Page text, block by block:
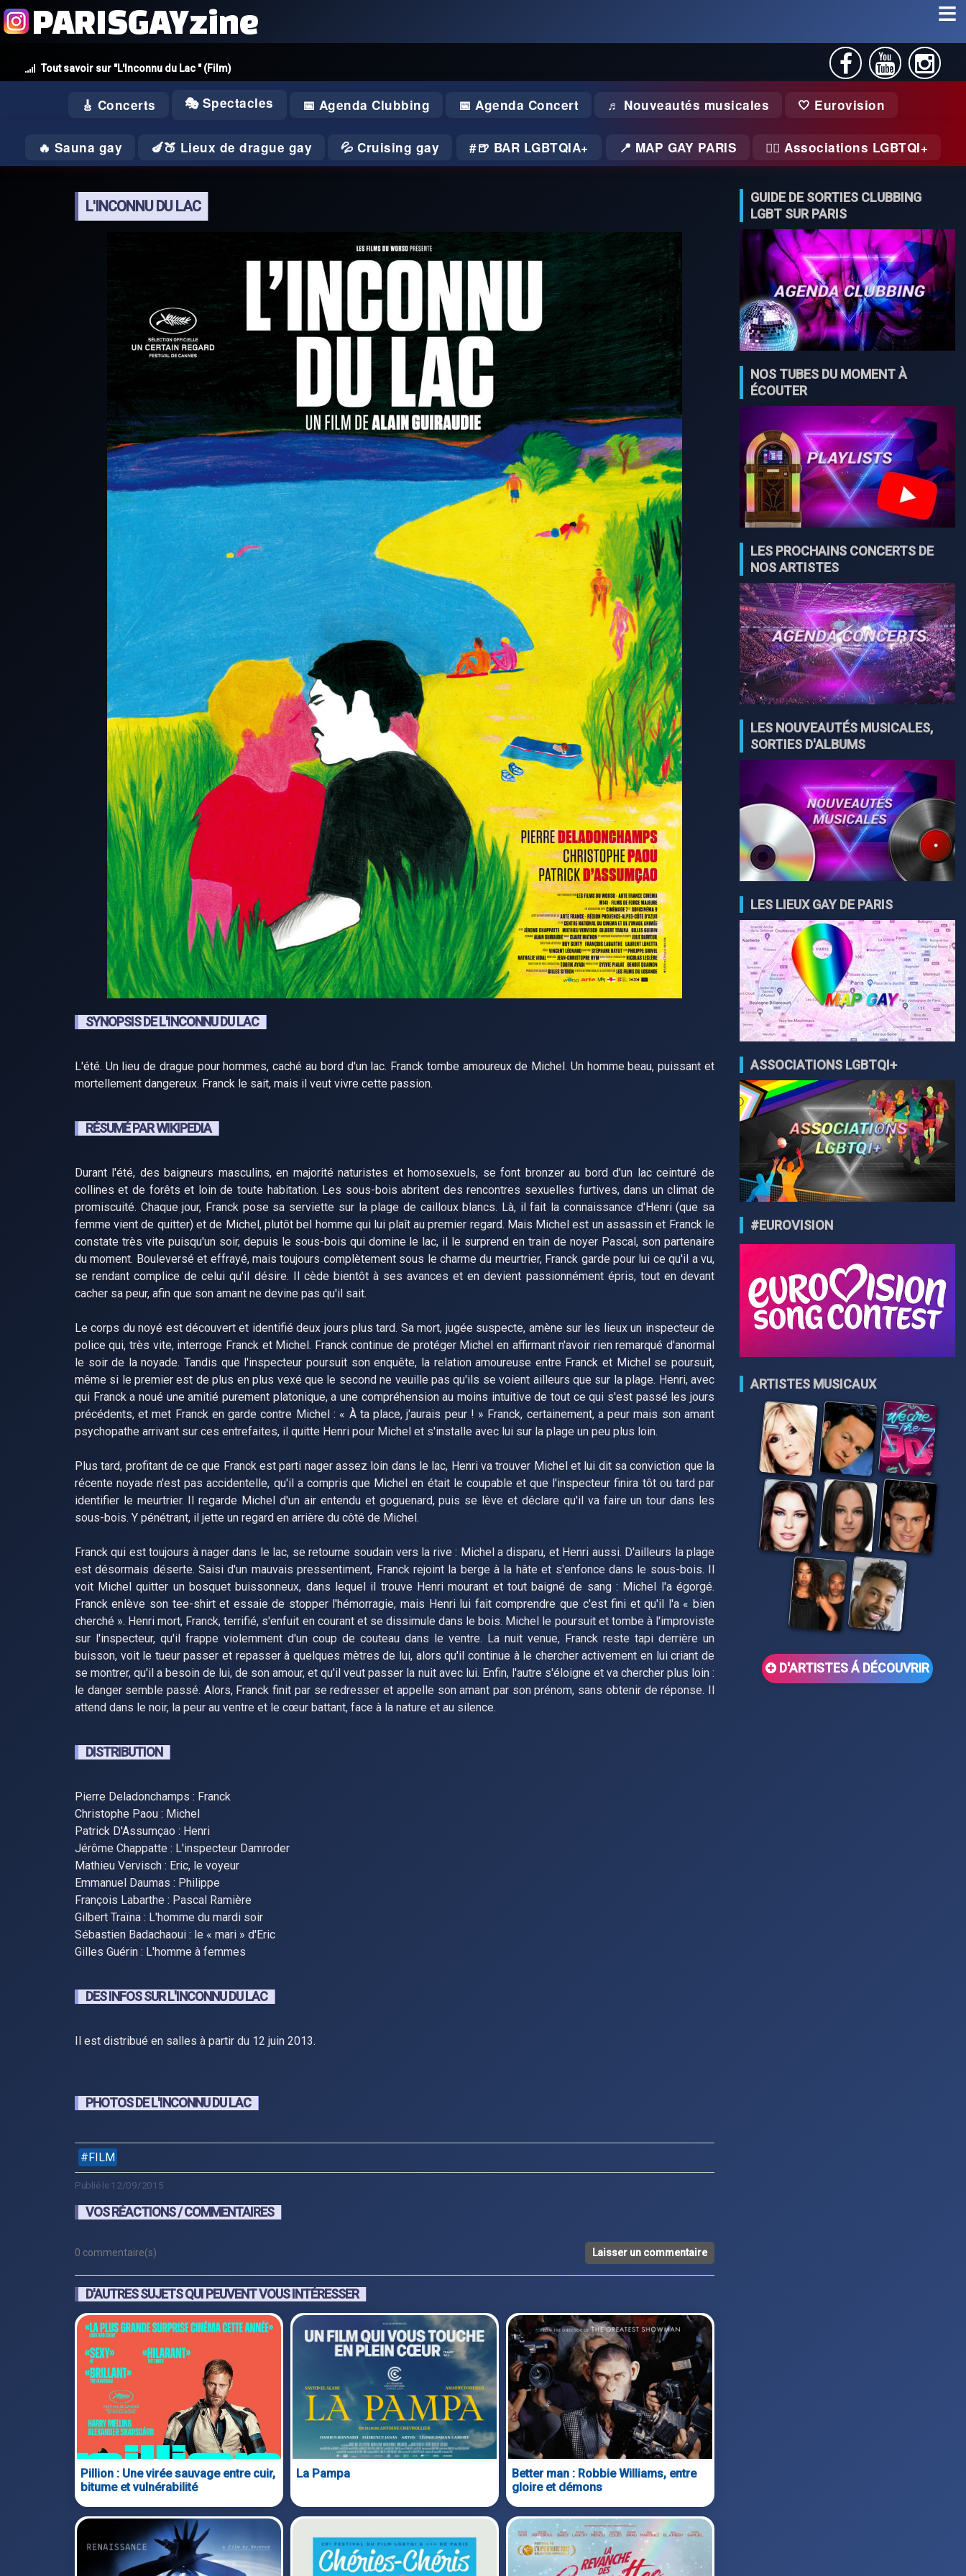
Tout savoir sur "L'Inconnu du Lac " (Film)
PARISGAYzine
🎸 Concerts 🎭 Spectacles 📅 Agenda Clubbing 📅 Agenda Concert ♬ Nouveautés musicales 🤍 Eurovision
🔥 Sauna gay 🍆🍑 Lieux de drague gay 💦 Cruising gay 🍺 BAR LGBTQIA+ 📍 MAP GAY PARIS 🏃‍♂️ Associations LGBTQI+
L'INCONNU DU LAC
SYNOPSIS DE L'INCONNU DU LAC
L'été. Un lieu de drague pour hommes, caché au bord d'un lac. Franck tombe amoureux de Michel. Un homme beau, puissant et
mortellement dangereux. Franck le sait, mais il veut vivre cette passion.
RÉSUMÉ PAR WIKIPEDIA
Durant l'été, des baigneurs masculins, en majorité naturistes et homosexuels, se font bronzer au bord d'un lac ceinturé de
collines et de forêts et loin de toute habitation. Les sous-bois abritent des rencontres sexuelles furtives, dans un climat de
promiscuité. Chaque jour, Franck pose sa serviette sur la plage de cailloux blancs. Là, il fait la connaissance d'Henri (que sa
femme vient de quitter) et de Michel, plutôt bel homme qui lui plaît au premier regard. Mais Michel est un assassin et Franck le
constate très vite puisqu'un soir, depuis le sous-bois qui domine le lac, il le surprend en train de noyer Pascal, son partenaire
du moment. Bouleversé et effrayé, mais toujours complètement sous le charme du meurtrier, Franck garde pour lui ce qu'il a vu,
se rendant complice de celui qu'il désire. Il cède bientôt à ses avances et en devient passionnément épris, tout en devant
cacher sa peur, afin que son amant ne devine pas qu'il sait.
Le corps du noyé est découvert et identifié deux jours plus tard. Sa mort, jugée suspecte, amène sur les lieux un inspecteur de
police qui, très vite, interroge Franck et Michel. Franck continue de protéger Michel en affirmant n'avoir rien remarqué d'anormal
le soir de la noyade. Tandis que l'inspecteur poursuit son enquête, la relation amoureuse entre Franck et Michel se poursuit,
même si le premier est de plus en plus vexé que le second ne veuille pas qu'ils se voient ailleurs que sur la plage. Henri, avec
qui Franck a noué une amitié purement platonique, a une compréhension au moins intuitive de tout ce qui s'est passé les jours
précédents, et met Franck en garde contre Michel : « À ta place, j'aurais peur ! » Franck, certainement, a peur mais son amant
psychopathe arrivant sur ces entrefaites, il quitte Henri pour Michel et s'installe avec lui sur la plage un peu plus loin.
Plus tard, profitant de ce que Franck est parti nager assez loin dans le lac, Henri va trouver Michel et lui dit sa conviction que la
récente noyade n'est pas accidentelle, qu'il a compris que Michel en était le coupable et que l'inspecteur finira tôt ou tard par
identifier le meurtrier. Il regarde Michel d'un air entendu et goguenard, puis se lève et déclare qu'il va faire un tour dans les
sous-bois. Y pénétrant, il jette un regard en arrière du côté de Michel.
Franck qui est toujours à nager dans le lac, se retourne soudain vers la rive : Michel a disparu, et Henri aussi. D'ailleurs la plage
est désormais déserte. Saisi d'un mauvais pressentiment, Franck rejoint la berge à la hâte et s'enfonce dans le sous-bois. Il
voit Michel quitter un bosquet buissonneux, dans lequel il trouve Henri mourant et tout baigné de sang : Michel l'a égorgé.
Franck enlève son tee-shirt et essaie de stopper l'hémorragie, mais Henri lui fait comprendre que c'est fini et qu'il l'a « bien
cherché ». Henri mort, Franck, terrifié, s'enfuit en courant et se dissimule dans le bois. Michel le poursuit et tombe à l'improviste
sur l'inspecteur, qu'il frappe violemment d'un coup de couteau dans le ventre. La nuit venue, Franck reste tapi derrière un
buisson, voit le tueur passer et repasser à quelques mètres de lui, alors qu'il continue à le chercher activement en lui criant de
se montrer, qu'il a besoin de lui, de son amour, et qu'il veut passer la nuit avec lui. Enfin, l'autre s'éloigne et va chercher plus loin :
le danger semble passé. Alors, Franck finit par se redresser et appelle son amant par son prénom, sans obtenir de réponse. Il
attend dans le noir, la peur au ventre et le cœur battant, face à la nature et au silence.
DISTRIBUTION
Pierre Deladonchamps : Franck
Christophe Paou : Michel
Patrick D'Assumçao : Henri
Jérôme Chappatte : L'inspecteur Damroder
Mathieu Vervisch : Eric, le voyeur
Emmanuel Daumas : Philippe
François Labarthe : Pascal Ramière
Gilbert Traïna : L'homme du mardi soir
Sébastien Badachaoui : le « mari » d'Eric
Gilles Guérin : L'homme à femmes
DES INFOS SUR L'INCONNU DU LAC
Il est distribué en salles à partir du 12 juin 2013.
PHOTOS DE L'INCONNU DU LAC
FILM
Publié le 12/09/2015
VOS RÉACTIONS / COMMENTAIRES
0 commentaire(s) Laisser un commentaire
D'AUTRES SUJETS QUI PEUVENT VOUS INTÉRESSER
Pillion : Une virée sauvage entre cuir,
bitume et vulnérabilité
La Pampa
Better man : Robbie Williams, entre
gloire et démons
GUIDE DE SORTIES CLUBBING
LGBT SUR PARIS
NOS TUBES DU MOMENT À
ÉCOUTER
LES PROCHAINS CONCERTS DE
NOS ARTISTES
LES NOUVEAUTÉS MUSICALES,
SORTIES D'ALBUMS
LES LIEUX GAY DE PARIS
ASSOCIATIONS LGBTQI+
#EUROVISION
ARTISTES MUSICAUX
D'ARTISTES Á DÉCOUVRIR